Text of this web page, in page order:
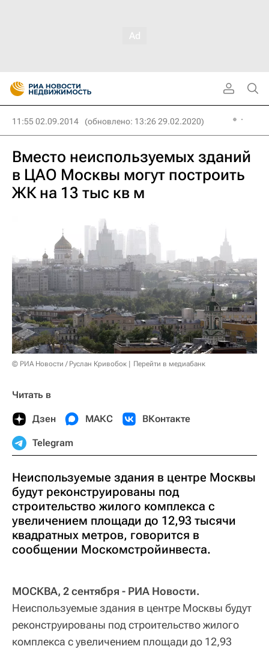
11:55 02.09.2014 (обновлено: 13:26 29.02.2020)
Вместо неиспользуемых зданий
в ЦАО Москвы могут построить
ЖК на 13 тыс кв м
© РИА Новости / Руслан Кривобок Перейти в медиабанк
Читать в
Дзен МАКС ВКонтакте
Telegram
Неиспользуемые здания в центре Москвы
будут реконструированы под
строительство жилого комплекса с
увеличением площади до 12,93 тысячи
квадратных метров, говорится в
сообщении Москомстройинвеста.
МОСКВА, 2 сентября - РИА Новости.
Неиспользуемые здания в центре Москвы будут
реконструированы под строительство жилого
комплекса с увеличением площади до 12,93